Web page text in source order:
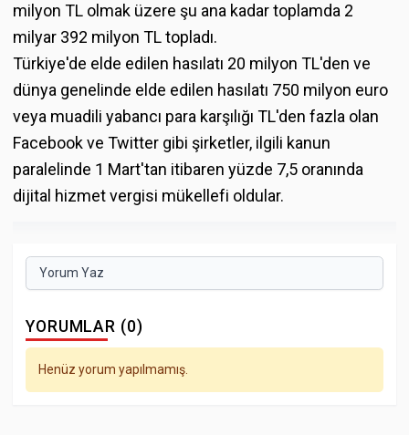
milyon TL olmak üzere şu ana kadar toplamda 2
milyar 392 milyon TL topladı.
Türkiye'de elde edilen hasılatı 20 milyon TL'den ve
dünya genelinde elde edilen hasılatı 750 milyon euro
veya muadili yabancı para karşılığı TL'den fazla olan
Facebook ve Twitter gibi şirketler, ilgili kanun
paralelinde 1 Mart'tan itibaren yüzde 7,5 oranında
dijital hizmet vergisi mükellefi oldular.
Yorum Yaz
YORUMLAR (0)
Henüz yorum yapılmamış.